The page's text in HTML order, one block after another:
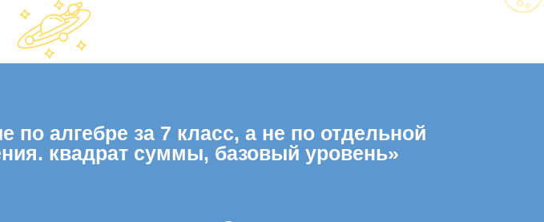
алгебре за 7 класс, а не по отдельной
квадрат суммы, базовый уровень»